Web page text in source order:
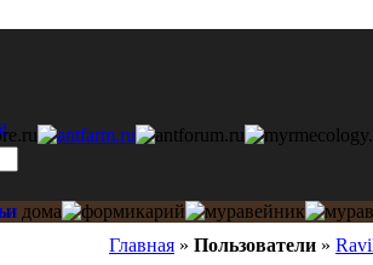
Главная » Пользователи »